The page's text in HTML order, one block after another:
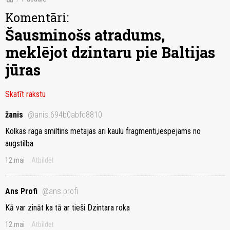
Komentāri:
Šausminošs atradums,
meklējot dzintaru pie Baltijas
jūras
Skatīt rakstu
žanis @anis.694b0abfd8810
Kolkas raga smiltins metajas ari kaulu fragmenti,iespejams no
augstilba
12.mai Atbildēt
Ans Profi @ans.profi
Kā var zināt ka tā ar tieši Dzintara roka
12.mai Atbildēt